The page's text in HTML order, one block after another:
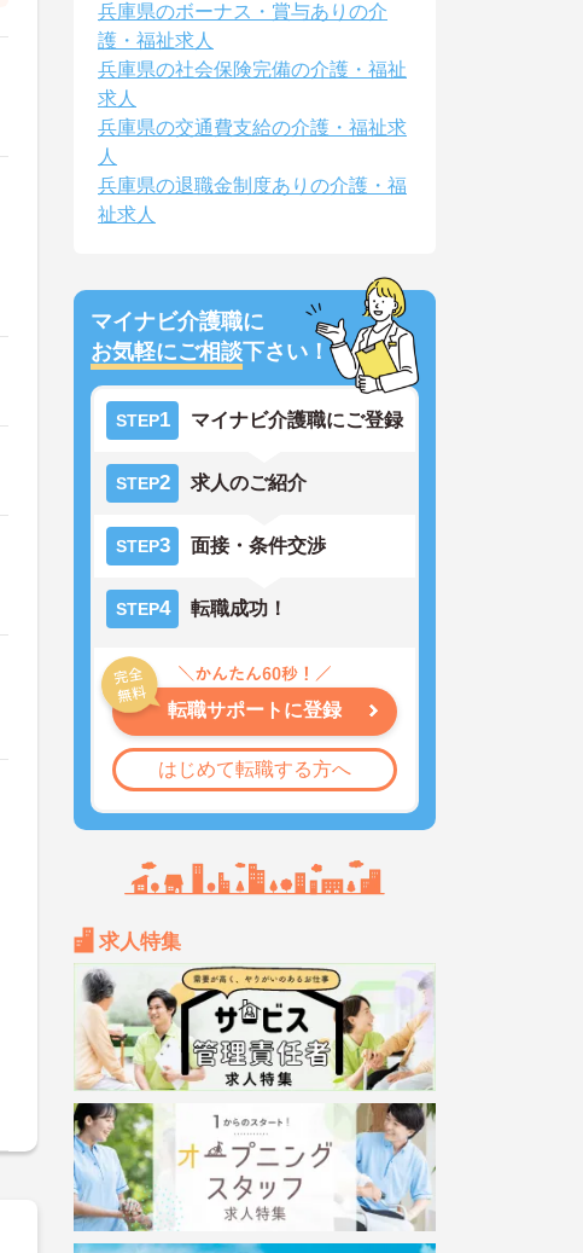
兵庫県のボーナス・賞与ありの介
護・福祉求人
兵庫県の社会保険完備の介護・福祉
求人
兵庫県の交通費支給の介護・福祉求
人
兵庫県の退職金制度ありの介護・福
祉求人
マイナビ介護職に
お気軽にご相談下さい！
STEP1 マイナビ介護職にご登録
STEP2 求人のご紹介
STEP3 面接・条件交渉
STEP4 転職成功！
転職サポートに登録
はじめて転職する方へ
求人特集